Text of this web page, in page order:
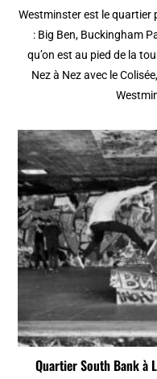
Westminster est le quartier
: Big Ben, Buckingham
qu’on est au pied de la
Nez à Nez avec le
Quartier South Bank à